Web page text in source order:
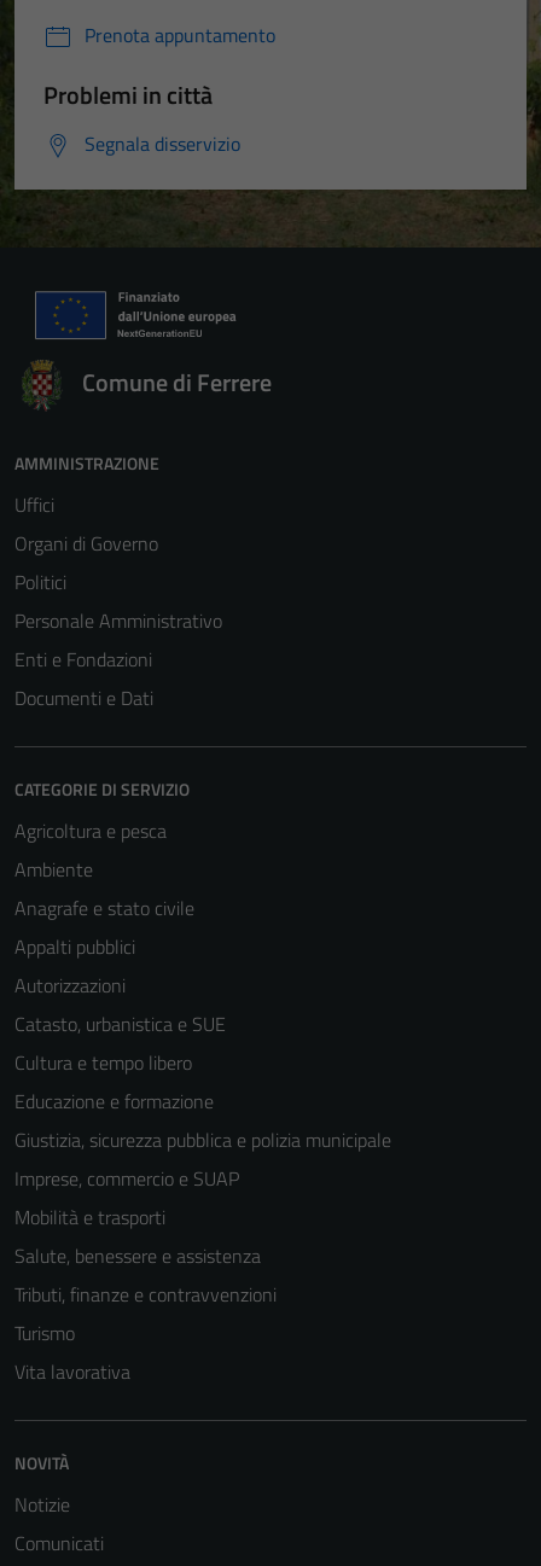
Prenota appuntamento
Problemi in città
Segnala disservizio
Comune di Ferrere
AMMINISTRAZIONE
Uffici
Organi di Governo
Politici
Personale Amministrativo
Enti e Fondazioni
Documenti e Dati
CATEGORIE DI SERVIZIO
Agricoltura e pesca
Ambiente
Anagrafe e stato civile
Appalti pubblici
Autorizzazioni
Catasto, urbanistica e SUE
Cultura e tempo libero
Educazione e formazione
Giustizia, sicurezza pubblica e polizia municipale
Imprese, commercio e SUAP
Mobilità e trasporti
Salute, benessere e assistenza
Tributi, finanze e contravvenzioni
Turismo
Vita lavorativa
NOVITÀ
Notizie
Comunicati
possono